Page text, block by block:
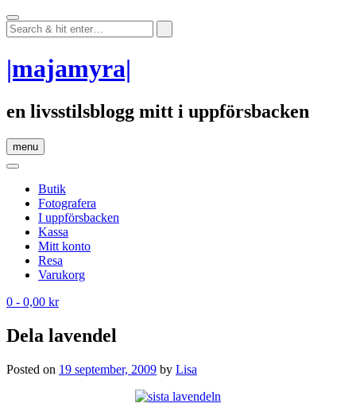
Skip
to
content
|majamyra|
en livsstilsblogg mitt i uppförsbacken
menu
Butik
Fotografera
I uppförsbacken
Kassa
Mitt konto
Resa
Varukorg
0 - 0,00 kr
Dela lavendel
Posted on 19 september, 2009 by Lisa